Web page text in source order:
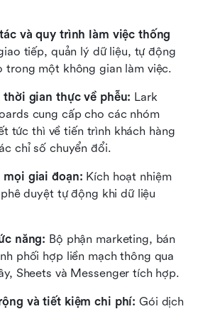
và quy trình làm việc thống
tiếp, quản lý dữ liệu, tự động
trong một không gian làm việc.
thời gian thực về phễu: Lark
cung cấp cho các nhóm
tức thì về tiến trình khách hàng
chỉ số chuyển đổi.
mọi giai đoạn: Kích hoạt nhiệm
duyệt tự động khi dữ liệu
năng: Bộ phận marketing, bán
phối hợp liền mạch thông qua
Sheets và Messenger tích hợp.
và tiết kiệm chi phí: Gói dịch